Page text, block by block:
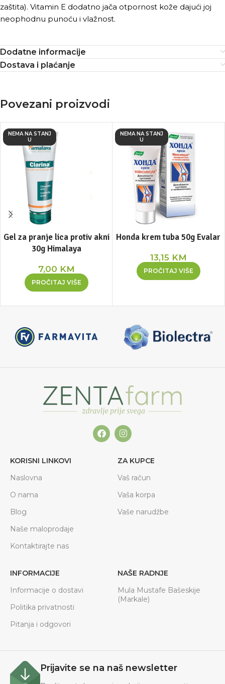
zaštita). Vitamin E dodatno jača otpornost kože dajući joj
neophodnu punoću i vlažnost.
Dodatne informacije
Dostava i plaćanje
Povezani proizvodi
NEMA NA STANJ
U
Gel za pranje lica protiv akni
30g Himalaya
7,00 KM
PROČITAJ VIŠE
NEMA NA STANJ
U
Honda krem tuba 50g Evalar
13,15 KM
PROČITAJ VIŠE
KORISNI LINKOVI
Naslovna
O nama
Blog
Naše maloprodaje
Kontaktirajte nas
ZA KUPCE
Vaš račun
Vaša korpa
Vaše narudžbe
INFORMACIJE
Informacije o dostavi
Politika privatnosti
Pitanja i odgovori
NAŠE RADNJE
Mula Mustafe Bašeskije
(Markale)
Prijavite se na naš newsletter